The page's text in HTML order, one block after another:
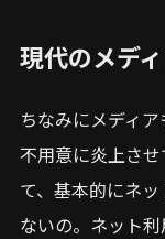
現代のメデ
ちなみにメディ
不用意に炎上さ
て、基本的にネ
ないの。ネット